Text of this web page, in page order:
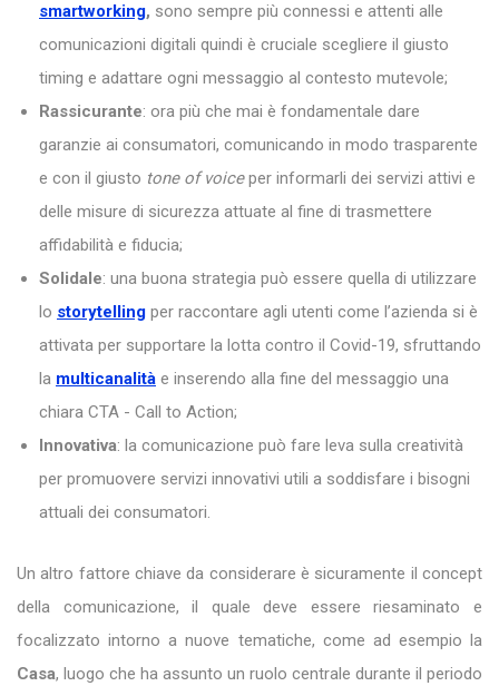
smartworking, sono sempre più connessi e attenti alle
comunicazioni digitali quindi è cruciale scegliere il giusto
timing e adattare ogni messaggio al contesto mutevole;
Rassicurante: ora più che mai è fondamentale dare
garanzie ai consumatori, comunicando in modo trasparente
e con il giusto tone of voiceper informarli dei servizi attivi e
delle misure di sicurezza attuate al fine di trasmettere
affidabilità e fiducia;
Solidale: una buona strategia può essere quella di utilizzare
lo storytelling per raccontare agli utenti come l’azienda si è
attivata per supportare la lotta contro il Covid-19, sfruttando
la multicanalità e inserendo alla fine del messaggio una
chiara CTA - Call to Action;
Innovativa: la comunicazione può fare leva sulla creatività
per promuovere servizi innovativi utili a soddisfare i bisogni
attuali dei consumatori.
Un altro fattore chiave da considerare è sicuramente il concept
della comunicazione, il quale deve essere riesaminato e
focalizzato intorno a nuove tematiche, come ad esempio la
Casa, luogo che ha assunto un ruolo centrale durante il periodo